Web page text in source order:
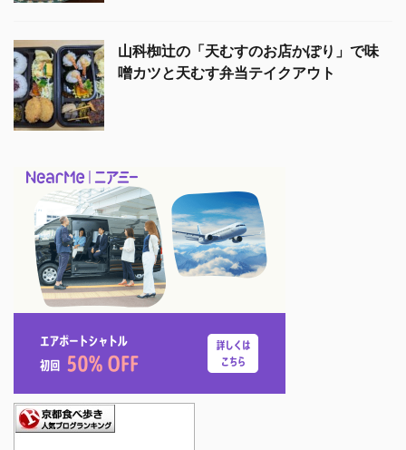
山科椥辻の「天むすのお店かぽり」で味
噌カツと天むす弁当テイクアウト